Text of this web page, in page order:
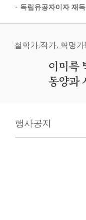
독립유공자이자 재
철학가,작가, 혁명가!
행사공지